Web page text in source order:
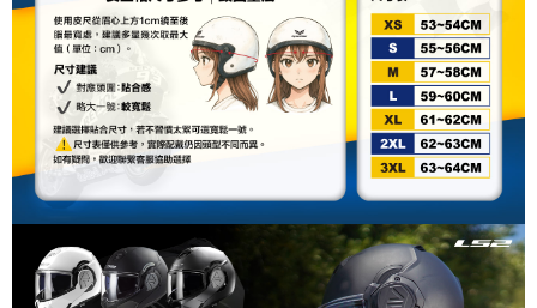
【注意事項】
１．透過由恩沛科技股份有限公司提供之「AFTEE先享後付」服務完成之交
易，需依本服務之必要範圍內提供個人資料，並將交易相關給付款項請求債
權轉讓予恩沛科技股份有限公司。
２．關於個人資料處理事宜，請瀏覽以下網址：
https://aftee.tw/terms/#terms3
３．未成年的使用者請事先徵得法定代理人或監護人之同意方可使用
「AFTEE先享後付」，若未經同意申辦者引起之損失，本公司不負相關責
任。
４．使用「AFTEE先享後付」時，將依據個別帳號之用戶狀況，依本公司即
時審查核予不同之上限額度；若仍有額度不足之情形，本公司將視審查結果
請求用戶進行身份認證。
５．嚴禁一人註冊多個帳號或使用他人資訊註冊。若發現惡意使用之情形，
宅配
每筆NT$80，滿NT$1,999(含以上)免運費